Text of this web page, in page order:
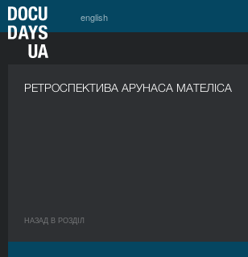
english
РЕТРОСПЕКТИВА АРУНАСА МАТЕЛІСА
НАЗАД В РОЗДIЛ